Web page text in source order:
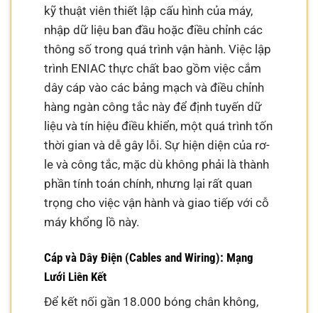
kỹ thuật viên thiết lập cấu hình của máy,
nhập dữ liệu ban đầu hoặc điều chỉnh các
thông số trong quá trình vận hành. Việc lập
trình ENIAC thực chất bao gồm việc cắm
dây cáp vào các bảng mạch và điều chỉnh
hàng ngàn công tắc này để định tuyến dữ
liệu và tín hiệu điều khiển, một quá trình tốn
thời gian và dễ gây lỗi. Sự hiện diện của rơ-
le và công tắc, mặc dù không phải là thành
phần tính toán chính, nhưng lại rất quan
trọng cho việc vận hành và giao tiếp với cỗ
máy khổng lồ này.
Cáp và Dây Điện (Cables and Wiring): Mạng
Lưới Liên Kết
Để kết nối gần 18.000 bóng chân không,